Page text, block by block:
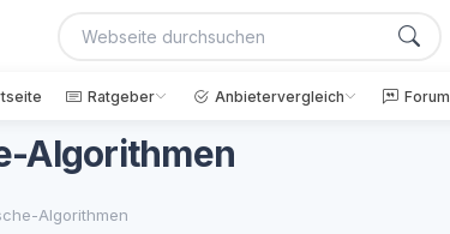
Ratgeber Anbietervergleich Forum
Algorithmen
Algorithmen